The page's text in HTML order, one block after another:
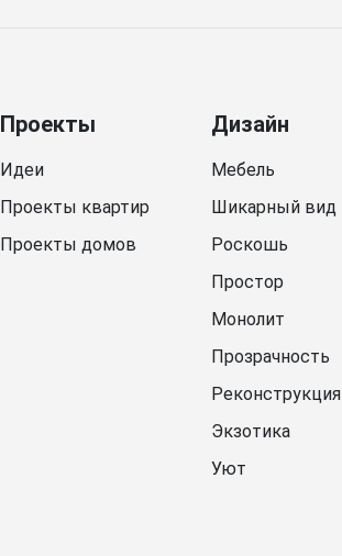
Проекты
Идеи
Проекты квартир
Проекты домов
Дизайн
Мебель
Шикарный вид
Роскошь
Простор
Монолит
Прозрачность
Реконструкция
Экзотика
Уют